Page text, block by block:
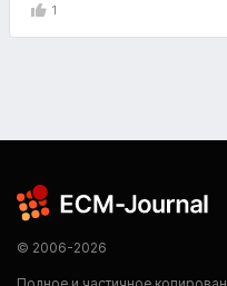
1
© 2006-2026